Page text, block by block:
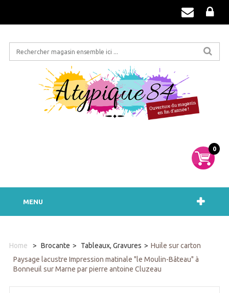
0
MENU
Home > Brocante > Tableaux, Gravures > Huile sur carton
Paysage lacustre Impression matinale "le Moulin-Bâteau" à
Bonneuil sur Marne par pierre antoine Cluzeau